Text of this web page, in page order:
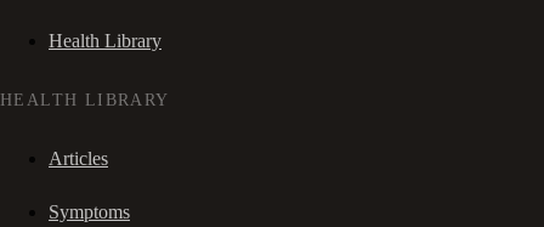
Health Library
HEALTH LIBRARY
Articles
Symptoms